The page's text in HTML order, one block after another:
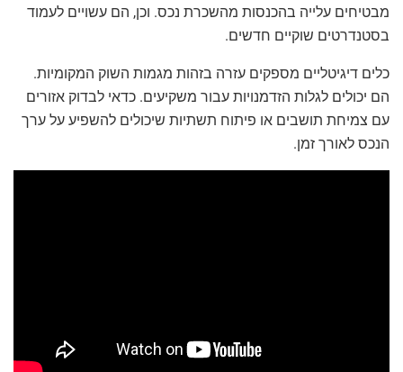
מבטיחים עלייה בהכנסות מהשכרת נכס. וכן, הם עשויים לעמוד
בסטנדרטים שוקיים חדשים.
כלים דיגיטליים מספקים עזרה בזהות מגמות השוק המקומיות.
הם יכולים לגלות הזדמנויות עבור משקיעים. כדאי לבדוק אזורים
עם צמיחת תושבים או פיתוח תשתיות שיכולים להשפיע על ערך
הנכס לאורך זמן.